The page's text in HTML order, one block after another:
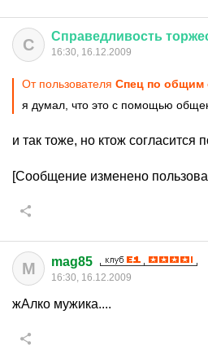
С Справедливость
16:30, 16.12.2009
От пользователя Спец по общим
я думал, что это с помощью
и так тоже, но ктож согласится
[Сообщение изменено
M mag85
16:30, 16.12.2009
жАлко мужика....